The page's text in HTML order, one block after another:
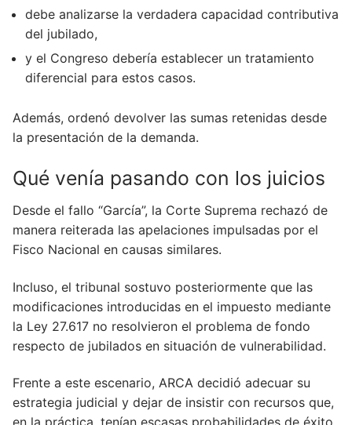
debe analizarse la verdadera capacidad contributiva
del jubilado,
y el Congreso debería establecer un tratamiento
diferencial para estos casos.
Además, ordenó devolver las sumas retenidas desde
la presentación de la demanda.
Qué venía pasando con los juicios
Desde el fallo “García”, la Corte Suprema rechazó de
manera reiterada las apelaciones impulsadas por el
Fisco Nacional en causas similares.
Incluso, el tribunal sostuvo posteriormente que las
modificaciones introducidas en el impuesto mediante
la Ley 27.617 no resolvieron el problema de fondo
respecto de jubilados en situación de vulnerabilidad.
Frente a este escenario, ARCA decidió adecuar su
estrategia judicial y dejar de insistir con recursos que,